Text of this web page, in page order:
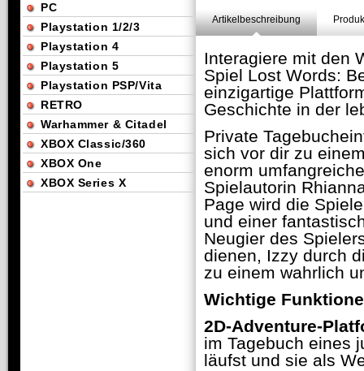
Artikelbeschreibung
Interagiere mit den
Spiel Lost Words:
einzigartige
Geschichte in der
Private
sich vor dir zu
enorm
Spielautorin
Page wird die
und einer
Neugier des
dienen, Izzy durch
zu einem wahrlich
Wichtige
2D-Adventure-
im Tagebuch eines
läufst und sie als
PC
Playstation 1/2/3
Playstation 4
Playstation 5
Playstation PSP/Vita
RETRO
Warhammer & Citadel
XBOX Classic/360
XBOX One
XBOX Series X